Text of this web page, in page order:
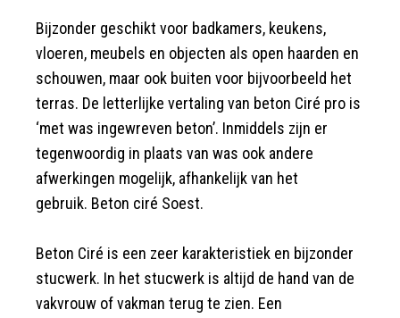
Bijzonder geschikt voor badkamers, keukens,
vloeren, meubels en objecten als open haarden en
schouwen, maar ook buiten voor bijvoorbeeld het
terras. De letterlijke vertaling van beton Ciré pro is
‘met was ingewreven beton’. Inmiddels zijn er
tegenwoordig in plaats van was ook andere
afwerkingen mogelijk, afhankelijk van het
gebruik. Beton ciré Soest.
Beton Ciré is een zeer karakteristiek en bijzonder
stucwerk. In het stucwerk is altijd de hand van de
vakvrouw of vakman terug te zien. Een